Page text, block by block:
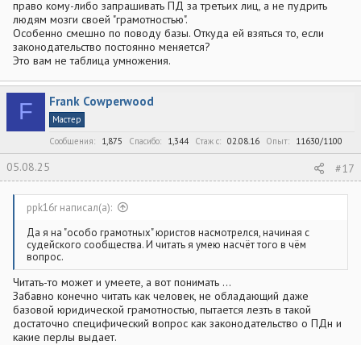
право кому-либо запрашивать ПД за третьих лиц, а не пудрить
людям мозги своей "грамотностью".
Особенно смешно по поводу базы. Откуда ей взяться то, если
законодательство постоянно меняется?
Это вам не таблица умножения.
F Frank Cowperwood
Мастер
Сообщения
1,875 Спасибо 1,344 Стаж c 02.08.16 Опыт 11630/1100
05.08.25 #17
ppk16r написал(а):
Да я на "особо грамотных" юристов насмотрелся, начиная с
судейского сообщества. И читать я умею насчёт того в чём
вопрос.
Читать-то может и умеете, а вот понимать ...
Забавно конечно читать как человек, не обладающий даже
базовой юридической грамотностью, пытается лезть в такой
достаточно специфический вопрос как законодательство о ПДн и
какие перлы выдает.